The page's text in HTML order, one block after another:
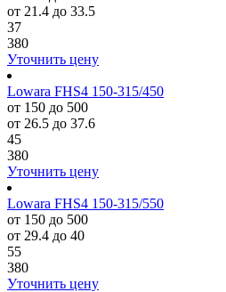
от 21.4 до 33.5
37
380
Уточнить цену
Lowara FHS4 150-315/450
от 150 до 500
от 26.5 до 37.6
45
380
Уточнить цену
Lowara FHS4 150-315/550
от 150 до 500
от 29.4 до 40
55
380
Уточнить цену